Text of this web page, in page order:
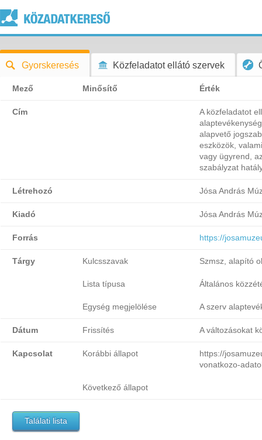
Gyorskeresés Közfeladatot ellátó szervek
Mező Minősítő Érték
Cím
A közfeladatot
alapvető
eszközök,
vagy ügyrend,
szabályzat
Létrehozó Jósa András
Kiadó Jósa András
Forrás https://
Tárgy Kulcsszavak Szmsz, alapító
Lista típusa Általános
Egység megjelölése A szerv
Dátum Frissítés A változásokat
Kapcsolat Korábbi állapot
https://
vonatkozo-
Következő állapot
Találati lista